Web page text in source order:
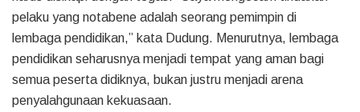
pelaku yang notabene adalah seorang pemimpin di
lembaga pendidikan,” kata Dudung. Menurutnya, lembaga
pendidikan seharusnya menjadi tempat yang aman bagi
semua peserta didiknya, bukan justru menjadi arena
penyalahgunaan kekuasaan.